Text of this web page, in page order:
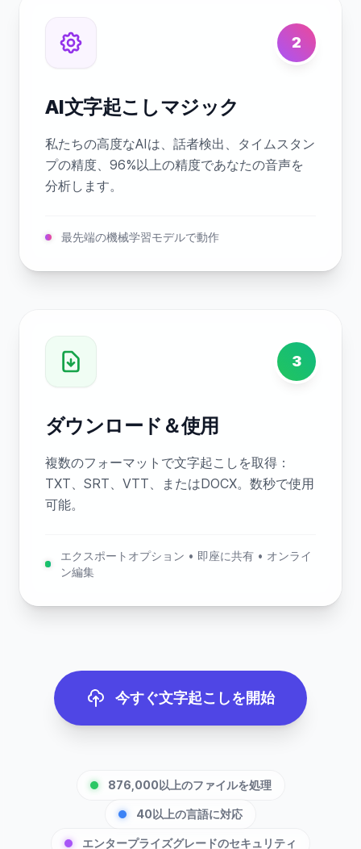
2
AI文字起こしマジック
私たちの高度なAIは、話者検出、タイムスタン
プの精度、96%以上の精度であなたの音声を
分析します。
最先端の機械学習モデルで動作
3
ダウンロード＆使用
複数のフォーマットで文字起こしを取得：
TXT、SRT、VTT、またはDOCX。数秒で使用
可能。
エクスポートオプション • 即座に共有 • オンライ
ン編集
今すぐ文字起こしを開始
876,000以上のファイルを処理
40以上の言語に対応
エンタープライズグレードのセキュリティ